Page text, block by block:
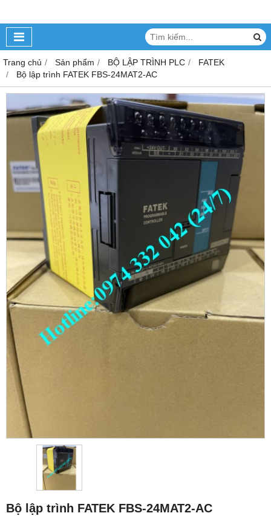
Trang chủ Sản phẩm BỘ LẬP TRÌNH PLC
FATEK
Bộ lập trình FATEK FBS-24MAT2-AC
Bộ lập trình FATEK FBS-24MAT2-AC